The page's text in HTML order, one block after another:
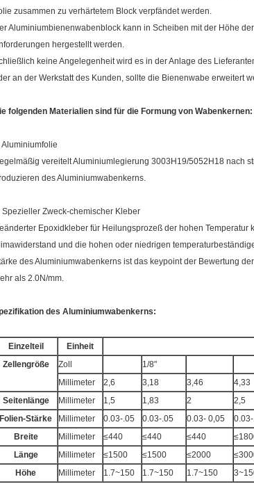
zusammen zu verhärtetem Block verpfändet werden.
Aluminiumbienenwabenblock kann in Scheiben mit der Höhe
hergestellt werden.
keine Angelegenheit wird es in der Anlage des
an der Werkstatt des Kunden, sollte die Bienenwabe erweitert
folgenden Materialien sind für die Formung von Wabenkernen:
Aluminiumfolie
vereitelt Aluminiumlegierung 3003H19/5052H18 nach
des Aluminiumwabenkerns.
Spezieller Zweck-chemischer Kleber
Epoxidkleber für Heilungsprozeß der hohen
und die hohen oder niedrigen
des Aluminiumwabenkerns ist das keypoint der Bewertung
als 2.0N/mm.
des Aluminiumwabenkerns:
Einzelteil Einheit
Zellengröße
Zoll 1/8"
Millimeter
2,6 3,18 3,46 4,33
Seitenlänge
Millimeter 1,5 1,83 2 2,5
Folien-Stärke
Millimeter 0.03-.05 0.03-.05 0.03- 0,05
Breite
Millimeter ≤440 ≤440 ≤440
Länge
Millimeter ≤1500 ≤1500 ≤2000
Höhe
Millimeter 1.7~150 1.7~150 1.7~150